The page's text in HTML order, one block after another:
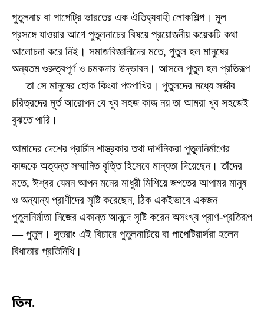
পুতুলনাচ বা পাপেট্রি ভারতের এক ঐতিহ্যবাহী লোকশিল্প। মূল
প্রসঙ্গে যাওয়ার আগে পুতুলনাচের বিষয়ে প্রয়োজনীয় কয়েকটি কথা
আলোচনা করে নিই। সমাজবিজ্ঞানীদের মতে, পুতুল হল মানুষের
অন্যতম গুরুত্বপূর্ণ ও চমকদার উদ্ভাবন। আসলে পুতুল হল প্রতিরূপ
— তা সে মানুষের হোক কিংবা পশুপাখির। পুতুলদের মধ্যে সজীব
চরিত্রদের মূর্ত আরোপন যে খুব সহজ কাজ নয় তা আমরা খুব সহজেই
বুঝতে পারি।
আমাদের দেশের প্রাচীন শাস্ত্রকার তথা দার্শনিকরা পুতুলনির্মাণের
কাজকে অত্যন্ত সম্মানিত বৃত্তি হিসেবে মান্যতা দিয়েছেন। তাঁদের
মতে, ঈশ্বর যেমন আপন মনের মাধুরী মিশিয়ে জগতের আপামর মানুষ
ও অন্যান্য প্রাণীদের সৃষ্টি করেছেন, ঠিক একইভাবে একজন
পুতুলনির্মাতা নিজের একান্ত আনন্দে সৃষ্টি করেন অসংখ্য প্রাণ-প্রতিরূপ
— পুতুল। সুতরাং এই বিচারে পুতুলনাচিয়ে বা পাপেটিয়ার্সরা হলেন
বিধাতার প্রতিনিধি।
তিন.